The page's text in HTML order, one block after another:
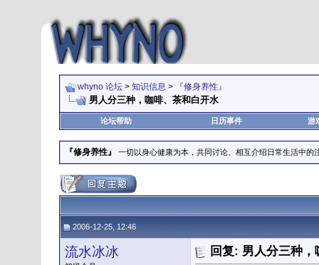
whyno 论坛 > 知识信息 > 『修身养性』
男人分三种，咖啡、茶和白开水
论坛帮助 日历事件 游
『修身养性』 一切以身心健康为本，共同讨论、相互介绍日常生活中的
2006-12-25, 12:46
流水冰冰 回复: 男人分三种